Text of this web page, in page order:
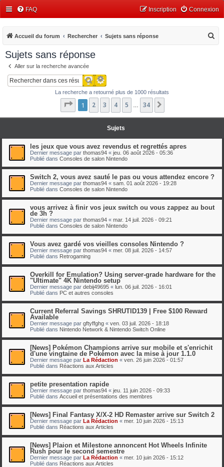
FAQ Connexion
Inscription
Accueil du forum Rechercher Sujets sans réponse
h
Sujets sans réponse
Aller sur la recherche avancée
Rechercher
Recherche avancée
La recherche a retourné plus de 1000 résultats
Page sur34
1 2 3 4 5 34
Sujets
les jeux que vous avez revendus et regrettés apres
Dernier message par thomas94 « jeu. 06 août 2026 - 05:36
Publié dans Consoles de salon Nintendo
Switch 2, vous avez sauté le pas ou vous attendez encore ?
Dernier message par thomas94 « sam. 01 août 2026 - 19:28
Publié dans Consoles de salon Nintendo
vous arrivez à finir vos jeux switch ou vous zappez au bout
de 3h ?
Dernier message par thomas94 « mar. 14 juil. 2026 - 09:21
Publié dans Consoles de salon Nintendo
Vous avez gardé vos vieilles consoles Nintendo ?
Dernier message par thomas94 « mer. 08 juil. 2026 - 14:57
Publié dans Retrogaming
Overkill for Emulation? Using server-grade hardware for the
"Ultimate" 4K Nintendo setup
Dernier message par debij49695 « lun. 06 juil. 2026 - 16:01
Publié dans PC et autres consoles
Current Referral Savings SHRUTID139 | Free $100 Reward
Available
Dernier message par gftyffghg « ven. 03 juil. 2026 - 18:18
Publié dans Nintendo Network & Nintendo Switch Online
[News] Pokémon Champions arrive sur mobile et s'enrichit
d'une vingtaine de Pokémon avec la mise à jour 1.1.0
Dernier message par La Rédaction « ven. 26 juin 2026 - 01:57
Publié dans Réactions aux Articles
petite presentation rapide
Dernier message par thomas94 « jeu. 11 juin 2026 - 09:33
Publié dans Accueil et présentations des membres
[News] Final Fantasy X/X-2 HD Remaster arrive sur Switch 2
Dernier message par La Rédaction « mer. 10 juin 2026 - 15:13
Publié dans Réactions aux Articles
[News] Plaion et Milestone annoncent Hot Wheels Infinite
Rush pour le second semestre
Dernier message par La Rédaction « mer. 10 juin 2026 - 15:12
Publié dans Réactions aux Articles